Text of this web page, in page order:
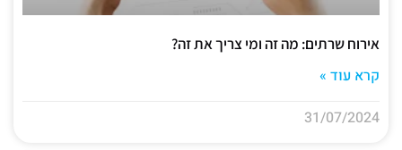
אירוח שרתים: מה זה ומי צריך את זה?
קרא עוד »
31/07/2024